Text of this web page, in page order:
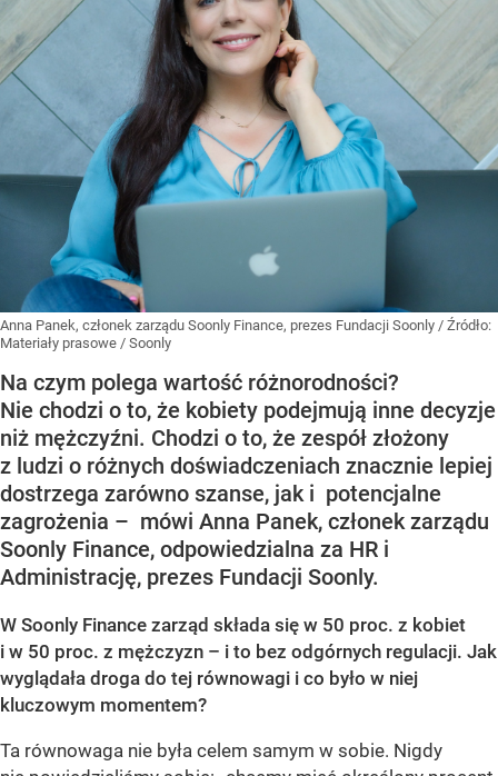
Anna Panek, członek zarządu Soonly Finance, prezes Fundacji Soonly / Źródło:
Materiały prasowe / Soonly
Na czym polega wartość różnorodności?
Nie chodzi o to, że kobiety podejmują inne decyzje
niż mężczyźni. Chodzi o to, że zespół złożony
z ludzi o różnych doświadczeniach znacznie lepiej
dostrzega zarówno szanse, jak i potencjalne
zagrożenia – mówi Anna Panek, członek zarządu
Soonly Finance, odpowiedzialna za HR i
Administrację, prezes Fundacji Soonly.
W Soonly Finance zarząd składa się w 50 proc. z kobiet
i w 50 proc. z mężczyzn – i to bez odgórnych regulacji. Jak
wyglądała droga do tej równowagi i co było w niej
kluczowym momentem?
Ta równowaga nie była celem samym w sobie. Nigdy